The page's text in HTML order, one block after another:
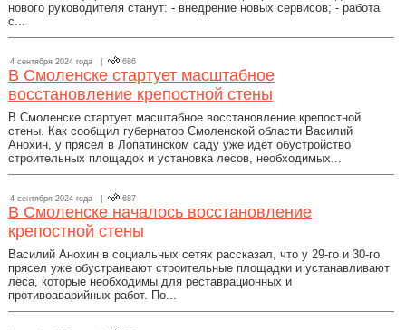
нового руководителя станут: - внедрение новых сервисов; - работа
с...
4 сентября 2024 года | 686
В Смоленске стартует масштабное
восстановление крепостной стены
В Смоленске стартует масштабное восстановление крепостной
стены. Как сообщил губернатор Смоленской области Василий
Анохин, у прясел в Лопатинском саду уже идёт обустройство
строительных площадок и установка лесов, необходимых...
4 сентября 2024 года | 687
В Смоленске началось восстановление
крепостной стены
Василий Анохин в социальных сетях рассказал, что у 29-го и 30-го
прясел уже обустраивают строительные площадки и устанавливают
леса, которые необходимы для реставрационных и
противоаварийных работ. По...